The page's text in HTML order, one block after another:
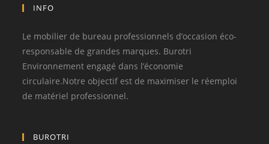
INFO
Le mobilier de bureau professionnels d’occasion éco-
responsable de grandes marques. Burotri
Environnement engagé dans l’économie
circulaire.Notre objectif est de maximiser le réemploi
de matériel professionnel.
BUROTRI